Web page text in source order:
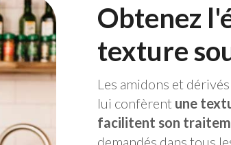
Obtenez
texture
Les amidons et
lui confèrent une
facilitent son
demandés dans tous